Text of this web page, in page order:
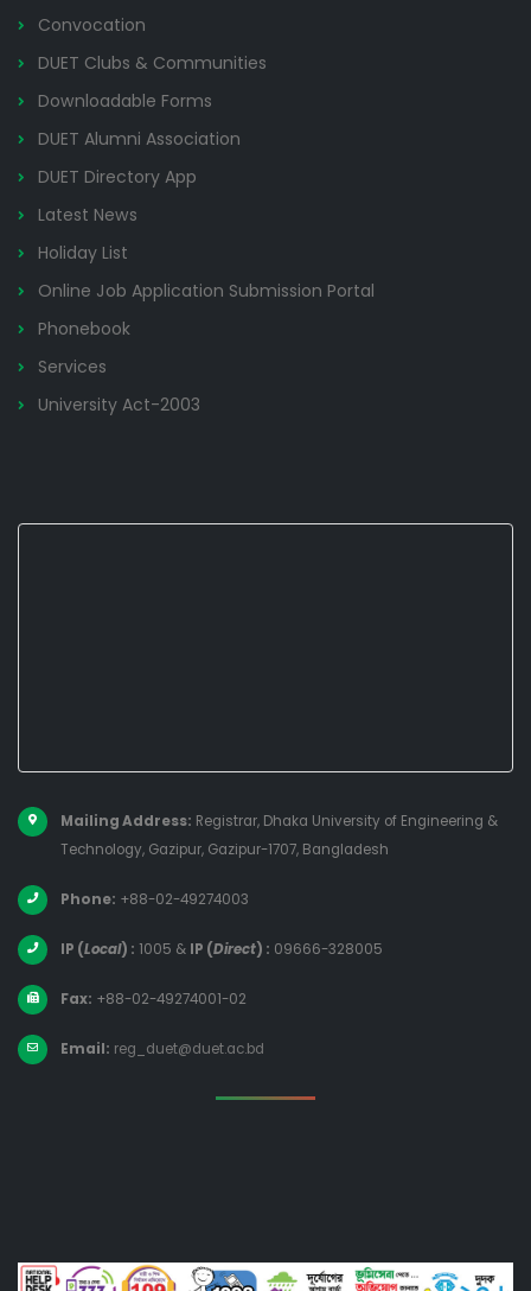
Convocation
DUET Clubs & Communities
Downloadable Forms
DUET Alumni Association
DUET Directory App
Latest News
Holiday List
Online Job Application Submission Portal
Phonebook
Services
University Act-2003
Mailing Address: Registrar, Dhaka University of Engineering &
Technology, Gazipur, Gazipur-1707, Bangladesh
Phone: +88-02-49274003
IP (Local) : 1005 & IP (Direct) : 09666-328005
Fax: +88-02-49274001-02
Email: reg_duet@duet.ac.bd